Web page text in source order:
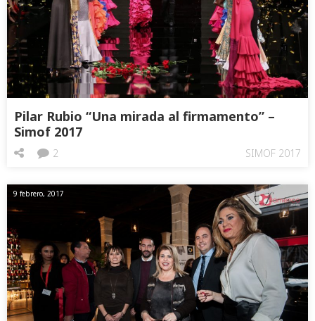
Pilar Rubio “Una mirada al firmamento” –
Simof 2017
SIMOF 2017
2
9 febrero, 2017